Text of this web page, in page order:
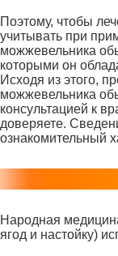
Поэтому, чтобы
учитывать при
можжевельника
которыми он
Исходя из этого,
можжевельника
консультацией к
доверяете.
ознакомительный
Народная
ягод и настойку)